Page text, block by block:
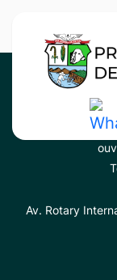
a
Av. Rotary